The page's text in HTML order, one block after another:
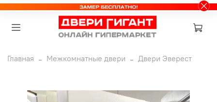
Главная Межкомнатные двери Двери Эверест